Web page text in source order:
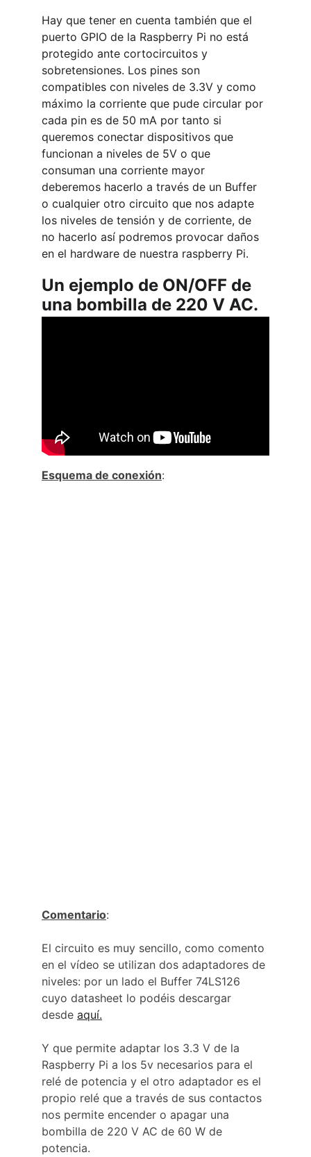
Hay que tener en cuenta también que el
puerto GPIO de la Raspberry Pi no está
protegido ante cortocircuitos y
sobretensiones. Los pines son
compatibles con niveles de 3.3V y como
máximo la corriente que pude circular por
cada pin es de 50 mA por tanto si
queremos conectar dispositivos que
funcionan a niveles de 5V o que
consuman una corriente mayor
deberemos hacerlo a través de un Buffer
o cualquier otro circuito que nos adapte
los niveles de tensión y de corriente, de
no hacerlo así podremos provocar daños
en el hardware de nuestra raspberry Pi.
Un ejemplo de ON/OFF de
una bombilla de 220 V AC.
Esquema de conexión:
Comentario:
El circuito es muy sencillo, como comento
en el vídeo se utilizan dos adaptadores de
niveles: por un lado el Buffer 74LS126
cuyo datasheet lo podéis descargar
desde aquí.
Y que permite adaptar los 3.3 V de la
Raspberry Pi a los 5v necesarios para el
relé de potencia y el otro adaptador es el
propio relé que a través de sus contactos
nos permite encender o apagar una
bombilla de 220 V AC de 60 W de
potencia.